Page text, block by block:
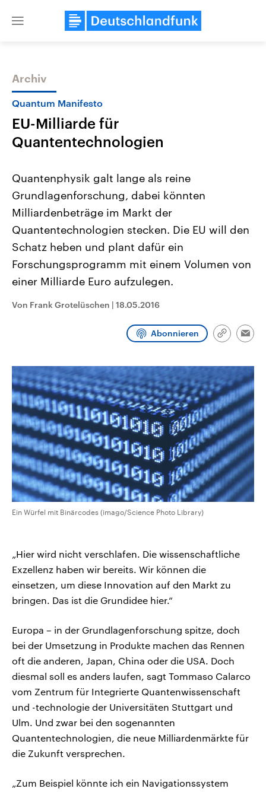
Close
Themen
Landtagswahl Sachsen-Anhalt
2026
Alle Informationen
Sachsen-Anhalt wählt am 6.
September 2026 einen neuen
Landtag. Seit 2021 wird das
Bundesland von einer Koalition aus
CDU, SPD und FDP regiert.-
Umfragen, Prognosen,
und Hintergründe zu den Parteien
und Kandidaten der anstehenden
USA
Aktuelle Beiträge,
Hintergründe
Wirtschaftlich und
gehören die Vereinigten
den mächtigsten Ländern
mit großem Einfluss auf
Sendungen Programm Podcasts
Archiv
Quantum Manifesto
EU-Milliarde für
Quantentechnologien
Quantenphysik galt lange als reine
Grundlagenforschung, dabei könnten
Milliardenbeträge im Markt der
Quantentechnologien stecken. Die EU will den
Schatz heben und plant dafür ein
Forschungsprogramm mit einem Volumen von
einer Milliarde Euro aufzulegen.
Von Frank Grotelüschen | 18.05.2016
Abonnieren
Link
Ein Würfel mit Binärcodes (imago/Science Photo Library)
„Hier wird nicht verschlafen. Die wissenschaftliche
Exzellenz haben wir bereits. Wir können die
einsetzen, um diese Innovation auf den Markt zu
bringen. Das ist die Grundidee hier.“
Europa – in der Grundlagenforschung spitze, doch
bei der Umsetzung in Produkte machen das Rennen
oft die anderen, Japan, China oder die USA. Doch
diesmal soll es anders laufen, sagt Tommaso Calarco
vom Zentrum für Integrierte Quantenwissenschaft
und -technologie der Universitäten Stuttgart und
Ulm. Und zwar bei den sogenannten
Quantentechnologien, die neue Milliardenmärkte für
die Zukunft versprechen.
„Zum Beispiel könnte ich ein Navigationssystem